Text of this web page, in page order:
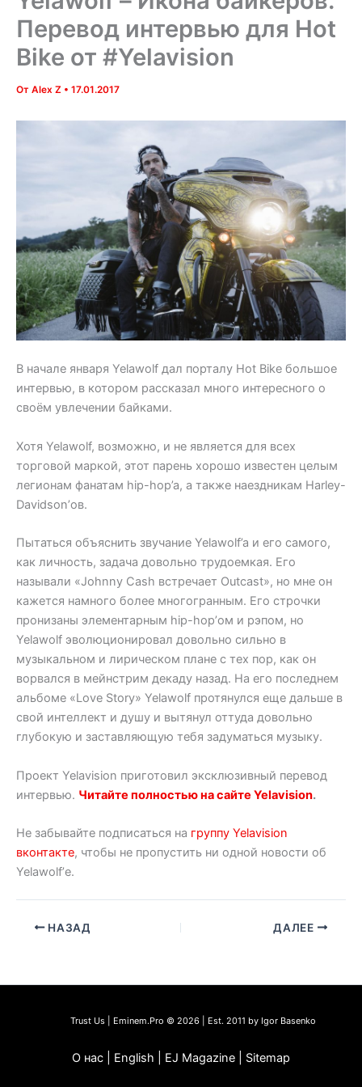
Перевод интервью для Hot
Bike от #Yelavision
От Alex Z • 17.01.2017
В начале января Yelawolf дал порталу Hot Bike большое
интервью, в котором рассказал много интересного о
своём увлечении байками.
Хотя Yelawolf, возможно, и не является для всех
торговой маркой, этот парень хорошо известен целым
легионам фанатам hip-hop’a, а также наездникам Harley-
Davidson’ов.
Пытаться объяснить звучание Yelawolf’a и его самого,
как личность, задача довольно трудоемкая. Его
называли «Johnny Cash встречает Outcast», но мне он
кажется намного более многогранным. Его строчки
пронизаны элементарным hip-hop’ом и рэпом, но
Yelawolf эволюционировал довольно сильно в
музыкальном и лирическом плане с тех пор, как он
ворвался в мейнстрим декаду назад. На его последнем
альбоме «Love Story» Yelawolf протянулся еще дальше в
свой интеллект и душу и вытянул оттуда довольно
глубокую и заставляющую тебя задуматься музыку.
Проект Yelavision приготовил эксклюзивный перевод
интервью. Читайте полностью на сайте Yelavision.
Не забывайте подписаться на группу Yelavision
вконтакте, чтобы не пропустить ни одной новости об
Yelawolf’е.
НАЗАД ДАЛЕЕ
Trust Us | Eminem.Pro © 2026 | Est. 2011 by Igor Basenko
О нас | English | EJ Magazine | Sitemap